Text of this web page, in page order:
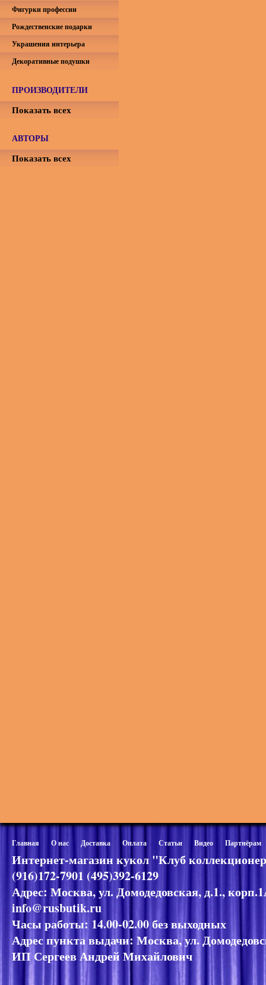
Фигурки профессии
Рождественские подарки
Украшения интерьера
Декоративные подушки
ПРОИЗВОДИТЕЛИ
Показать всех
АВТОРЫ
Показать всех
Главная О нас Доставка Оплата Статьи Видео Партнёрам
Интернет-магазин кукол "Клуб
(916)172-7901 (495)392-6129
Адрес: Москва, ул. Домодедовская, д.1.,
info@rusbutik.ru
Часы работы: 14.00-02.00 без выходных
Адрес пункта выдачи: Москва, ул.
ИП Сергеев Андрей Михайлович